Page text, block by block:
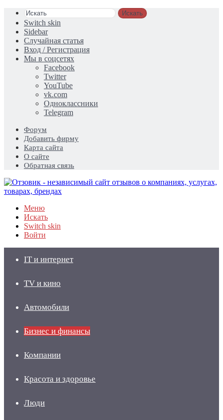
Искать
Switch skin
Sidebar
Случайная статья
Вход / Регистрация
Мы в соцсетях
Facebook
Twitter
YouTube
vk.com
Одноклассники
Telegram
Форум
Добавить фирму
Карта сайта
О сайте
Обратная связь
Меню
Искать
Switch skin
Войти
IT и интернет
TV и кино
Автомобили
Бизнес и финансы
Компании
Красота и здоровье
Люди